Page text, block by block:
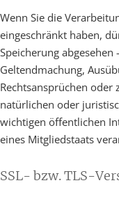
Wenn Sie die
eingeschränkt haben,
Speicherung
Geltendmachung,
Rechtsansprüchen oder
natürlichen oder
wichtigen öffentlichen
eines Mitgliedstaats
SSL- bzw. TLS-